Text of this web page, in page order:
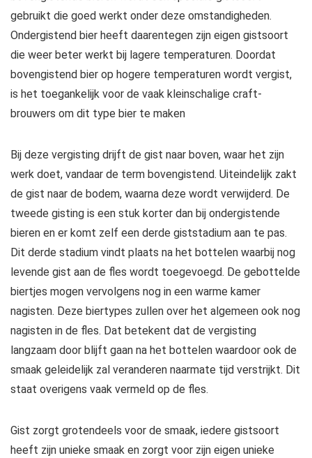
gebruikt die goed werkt onder deze omstandigheden.
Ondergistend bier heeft daarentegen zijn eigen gistsoort
die weer beter werkt bij lagere temperaturen. Doordat
bovengistend bier op hogere temperaturen wordt vergist,
is het toegankelijk voor de vaak kleinschalige craft-
brouwers om dit type bier te maken
Bij deze vergisting drijft de gist naar boven, waar het zijn
werk doet, vandaar de term bovengistend. Uiteindelijk zakt
de gist naar de bodem, waarna deze wordt verwijderd. De
tweede gisting is een stuk korter dan bij ondergistende
bieren en er komt zelf een derde giststadium aan te pas.
Dit derde stadium vindt plaats na het bottelen waarbij nog
levende gist aan de fles wordt toegevoegd. De gebottelde
biertjes mogen vervolgens nog in een warme kamer
nagisten. Deze biertypes zullen over het algemeen ook nog
nagisten in de fles. Dat betekent dat de vergisting
langzaam door blijft gaan na het bottelen waardoor ook de
smaak geleidelijk zal veranderen naarmate tijd verstrijkt. Dit
staat overigens vaak vermeld op de fles.
Gist zorgt grotendeels voor de smaak, iedere gistsoort
heeft zijn unieke smaak en zorgt voor zijn eigen unieke